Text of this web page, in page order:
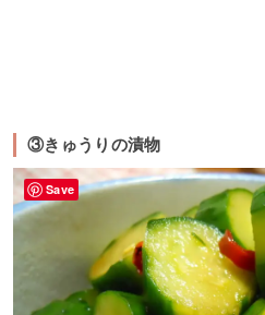
③きゅうりの漬物
Save